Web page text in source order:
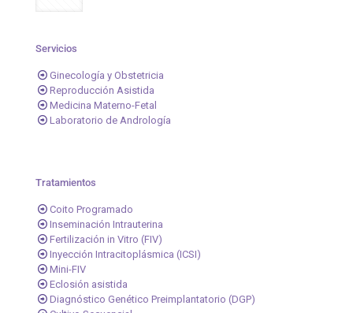
Servicios
Ginecología y Obstetricia
Reproducción Asistida
Medicina Materno-Fetal
Laboratorio de Andrología
Tratamientos
Coito Programado
Inseminación Intrauterina
Fertilización in Vitro (FIV)
Inyección Intracitoplásmica (ICSI)
Mini-FIV
Eclosión asistida
Diagnóstico Genético Preimplantatorio (DGP)